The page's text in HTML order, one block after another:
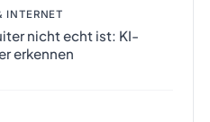
INTERNET
nicht echt ist: KI-
erkennen